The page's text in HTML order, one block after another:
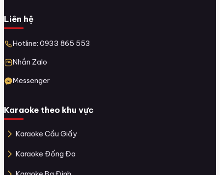
Liên hệ
Hotline: 0933 865 553
Nhắn Zalo
Messenger
Karaoke theo khu vực
Karaoke Cầu Giấy
Karaoke Đống Đa